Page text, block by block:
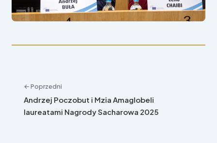
← Poprzedni
Andrzej Poczobut i Mzia Amaglobeli
laureatami Nagrody Sacharowa 2025